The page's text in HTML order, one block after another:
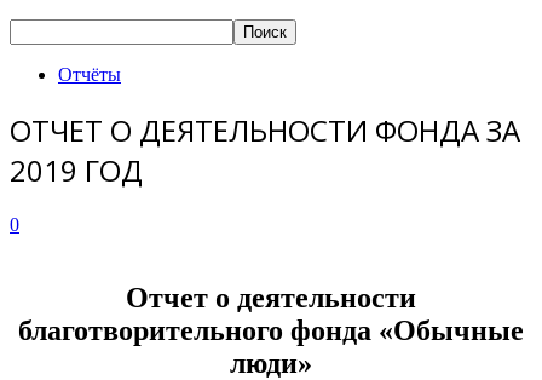
Отчёты
ОТЧЕТ О ДЕЯТЕЛЬНОСТИ ФОНДА ЗА
2019 ГОД
0
Отчет о деятельности
благотворительного фонда «Обычные
люди»